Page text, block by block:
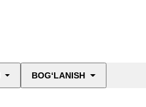
BOG‘LANISH